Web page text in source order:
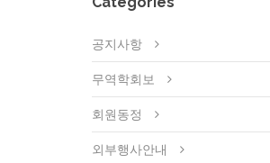
공지사항
무역학회보
회원동정
외부행사안내